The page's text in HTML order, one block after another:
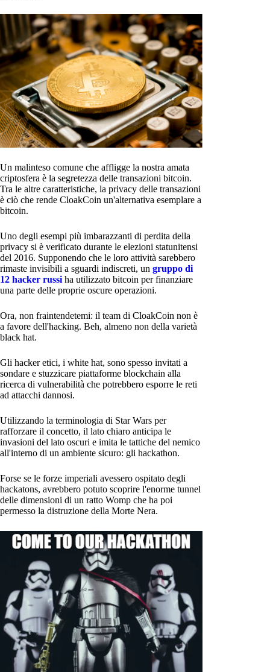
Un malinteso comune che affligge la nostra amata
criptosfera è la segretezza delle transazioni bitcoin.
Tra le altre caratteristiche, la privacy delle transazioni
è ciò che rende CloakCoin un'alternativa esemplare a
bitcoin.
Uno degli esempi più imbarazzanti di perdita della
privacy si è verificato durante le elezioni statunitensi
del 2016. Supponendo che le loro attività sarebbero
rimaste invisibili a sguardi indiscreti, un gruppo di
12 hacker russi ha utilizzato bitcoin per finanziare
una parte delle proprie oscure operazioni.
Ora, non fraintendetemi: il team di CloakCoin non è
a favore dell'hacking. Beh, almeno non della varietà
black hat.
Gli hacker etici, i white hat, sono spesso invitati a
sondare e stuzzicare piattaforme blockchain alla
ricerca di vulnerabilità che potrebbero esporre le reti
ad attacchi dannosi.
Utilizzando la terminologia di Star Wars per
rafforzare il concetto, il lato chiaro anticipa le
invasioni del lato oscuri e imita le tattiche del nemico
all'interno di un ambiente sicuro: gli hackathon.
Forse se le forze imperiali avessero ospitato degli
hackatons, avrebbero potuto scoprire l'enorme tunnel
delle dimensioni di un ratto Womp che ha poi
permesso la distruzione della Morte Nera.